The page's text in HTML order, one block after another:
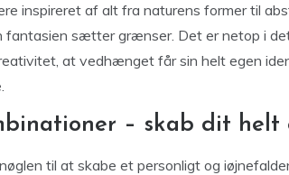
inspireret af alt fra naturens former til
fantasien sætter grænser. Det er netop i
at vedhænget får sin helt egen
– skab dit helt
til at skabe et personligt og